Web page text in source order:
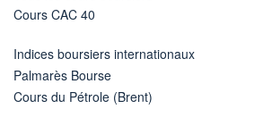
Cours CAC 40
Indices boursiers internationaux
Palmarès Bourse
Cours du Pétrole (Brent)